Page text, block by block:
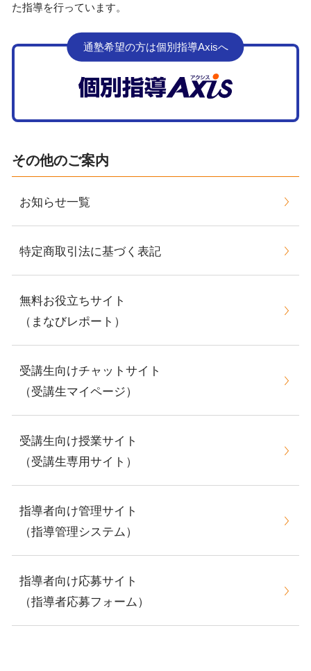
た指導を行っています。
通塾希望の方は個別指導Axisへ
その他のご案内
お知らせ一覧
特定商取引法に基づく表記
無料お役立ちサイト
（まなびレポート）
受講生向けチャットサイト
（受講生マイページ）
受講生向け授業サイト
（受講生専用サイト）
指導者向け管理サイト
（指導管理システム）
指導者向け応募サイト
（指導者応募フォーム）